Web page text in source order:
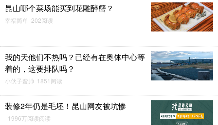
昆山哪个菜场能买到花雕醉蟹？
幸福简单 202阅读
我的天他们不热吗？已经有在奥体中心等
着的，这要排队吗？
小伙子蛮帅 1851阅读
装修2年仍是毛坯！昆山网友被坑惨
1996万阅读阅读